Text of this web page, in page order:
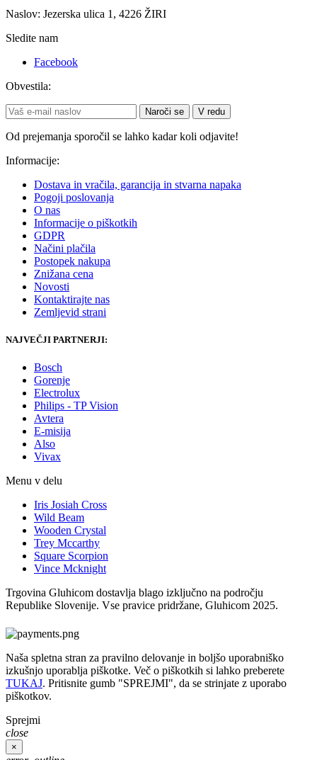
Naslov: Jezerska ulica 1, 4226 ŽIRI
Sledite nam
Facebook
Obvestila:
Naroči se V redu
Od prejemanja sporočil se lahko kadar koli odjavite!
Informacije:
Dostava in vračila, garancija in stvarna napaka
Pogoji poslovanja
O nas
Informacije o piškotkih
GDPR
Načini plačila
Postopek nakupa
Znižana cena
Novosti
Kontaktirajte nas
Zemljevid strani
NAJVEČJI PARTNERJI:
Bosch
Gorenje
Electrolux
Philips - TP Vision
Avtera
E-misija
Also
Vivax
Menu v delu
Iris Josiah Cross
Wild Beam
Wooden Crystal
Trey Mccarthy
Square Scorpion
Vince Mcknight
Trgovina Gluhicom dostavlja blago izključno na področju
Republike Slovenije. Vse pravice pridržane, Gluhicom 2025.
Naša spletna stran za pravilno delovanje in boljšo uporabniško
izkušnjo uporablja piškotke. Več o piškotkih si lahko preberete
TUKAJ. Pritisnite gumb "SPREJMI", da se strinjate z uporabo
piškotkov.
Sprejmi
close
×